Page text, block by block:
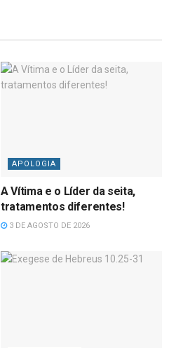
APOLOGIA
A Vítima e o Líder da seita,
tratamentos diferentes!
3 DE AGOSTO DE 2026